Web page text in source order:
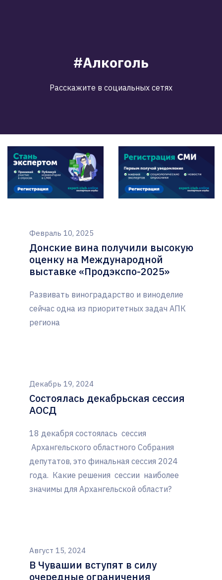
#Алкоголь
Расскажите в социальных сетях
Февраль 10, 2025
Донские вина получили высокую
оценку на Международной
выставке «Продэкспо-2025»
Развивать виноградарство и виноделие
сейчас одна из приоритетных задач АПК
региона
Декабрь 19, 2024
Состоялась декабрьская сессия
АОСД
18 декабря состоялась сессия
Архангельского областного Собрания
депутатов, это финальная сессия 2024
года. Какие решения сессии наиболее
значимы для Архангельской области?
Август 15, 2024
В Чувашии вступят в силу
очередные ограничения